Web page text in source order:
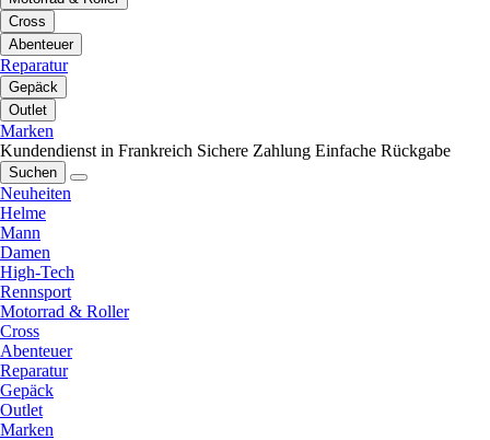
Cross
Abenteuer
Reparatur
Gepäck
Outlet
Marken
Kundendienst in Frankreich Sichere Zahlung Einfache Rückgabe
Suchen
Neuheiten
Helme
Mann
Damen
High-Tech
Rennsport
Motorrad & Roller
Cross
Abenteuer
Reparatur
Gepäck
Outlet
Marken